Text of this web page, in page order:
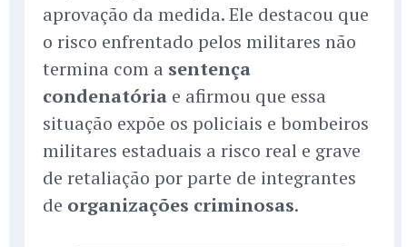
aprovação da medida. Ele destacou que
o risco enfrentado pelos militares não
termina com a sentença
condenatória e afirmou que essa
situação expõe os policiais e bombeiros
militares estaduais a risco real e grave
de retaliação por parte de integrantes
de organizações criminosas.